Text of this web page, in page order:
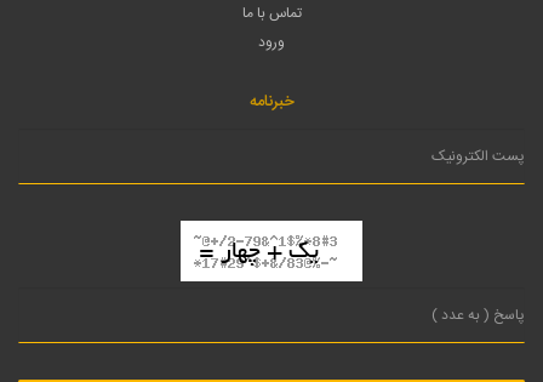
تماس با ما
ورود
خبرنامه